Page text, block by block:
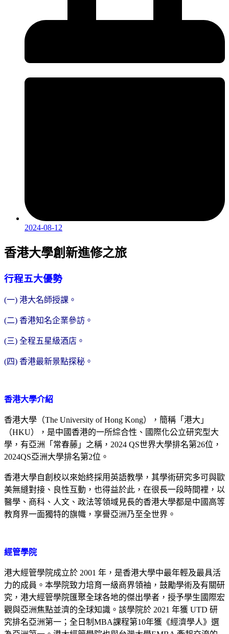
2024-08-12
香港大學創新進修之旅
行程五大優勢
(一) 港大名師授課。
(二) 香港知名企業參訪。
(三) 全程五星級酒店。
(四) 香港最新景點探秘。
香港大學介紹
香港大學（The University of Hong Kong），簡稱「港大」
（HKU），是中國香港的一所綜合性、國際化公立研究型大
學，有亞洲「常春藤」之稱，2024 QS世界大學排名第26位，
2024QS亞洲大學排名第2位。
香港大學自創校以來始終採用英語教學，其學術研究多可與歐
美無縫對接、良性互動，也得益於此，在很長一段時間裡，以
醫學、商科、人文、政法等領域見長的香港大學都是中國高等
教育界一面獨特的旗幟，享譽亞洲乃至全世界。
經管學院
港大經管學院成立於 2001 年，是香港大學中最年輕及最具活
力的成員。本學院致力培育一級商界領袖，鼓勵學術及有關研
究，港大經管學院匯聚全球各地的傑出學者，授予學生國際宏
觀與亞洲焦點並濟的全球知識。該學院於 2021 年獲 UTD 研
究排名亞洲第一；全日制MBA課程第10年獲《經濟學人》選